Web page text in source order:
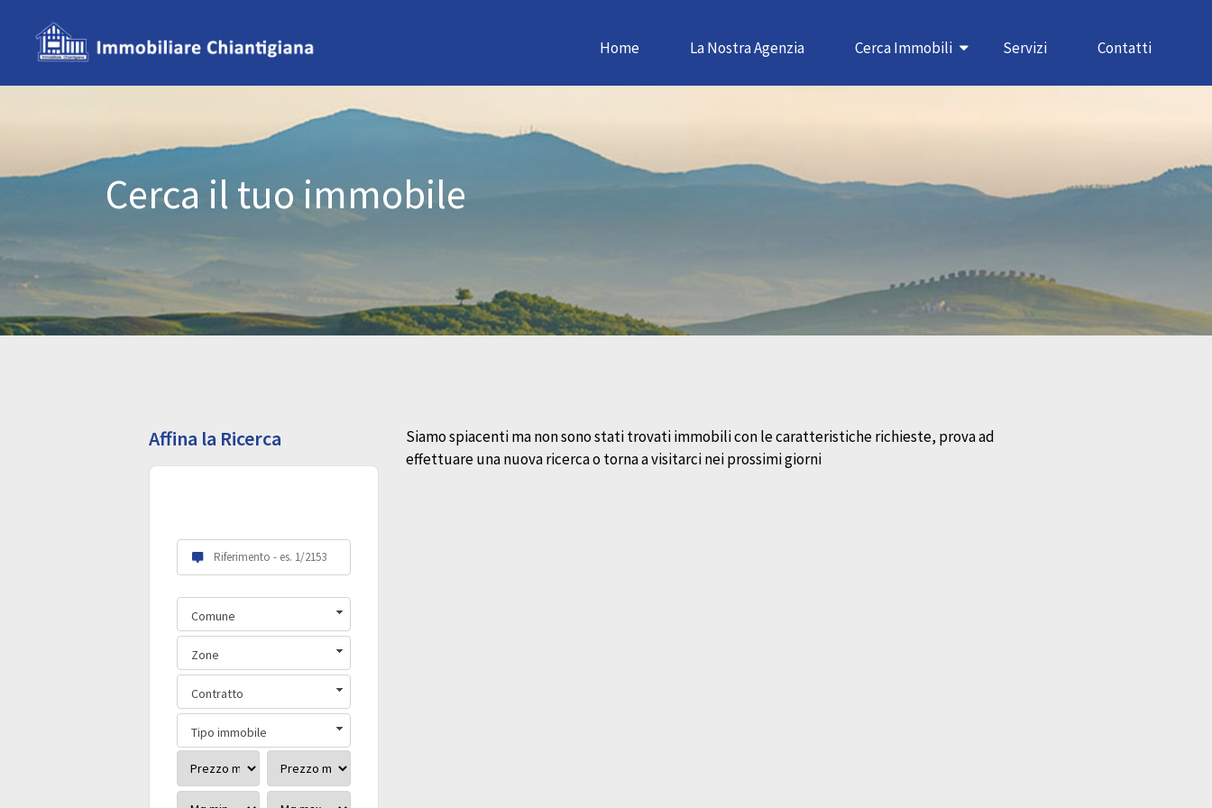
Home La Nostra Agenzia Cerca Immobili Servizi Contatti
Cerca il tuo immobile
Affina la Ricerca
Comune
Zone
Contratto
Tipo immobile
Siamo spiacenti ma non sono stati trovati immobili con le caratteristiche richieste, prova ad
effettuare una nuova ricerca o torna a visitarci nei prossimi giorni